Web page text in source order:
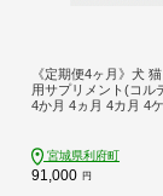
《定期便4ヶ月》犬
用サプリメント(コル
4か月 4ヵ月 4カ月 4
宮城県利府町
91,000 円